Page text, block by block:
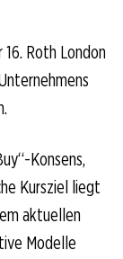
Roth London
Konsens,
Kursziel liegt
aktuellen
Modelle